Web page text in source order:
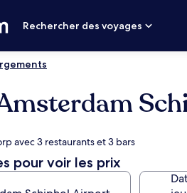
Rechercher des voyages
avec 3 restaurants et 3 bars
pour voir les prix